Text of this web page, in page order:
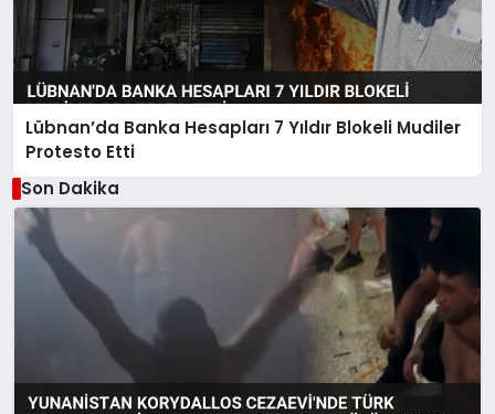
Lübnan’da Banka Hesapları 7 Yıldır Blokeli Mudiler
Protesto Etti
Son Dakika